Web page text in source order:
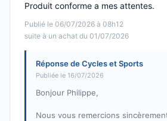
Publié le 06/07/2026 à 08h12
suite à un achat du 01/07/2026
Produit conforme a mes attentes.
Réponse de Cycles et Sports
Publiée le 16/07/2026
Bonjour Philippe,
Nous vous remercions